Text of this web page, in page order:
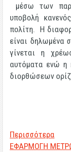
μέσω των
υποβολή
πολίτη. Η
είναι δηλωμένα
γίνεται η
αυτόματα ενώ η
διορθώσεων
Εκ
Περισσότερα
ΕΦΑΡΜΟΓΗ